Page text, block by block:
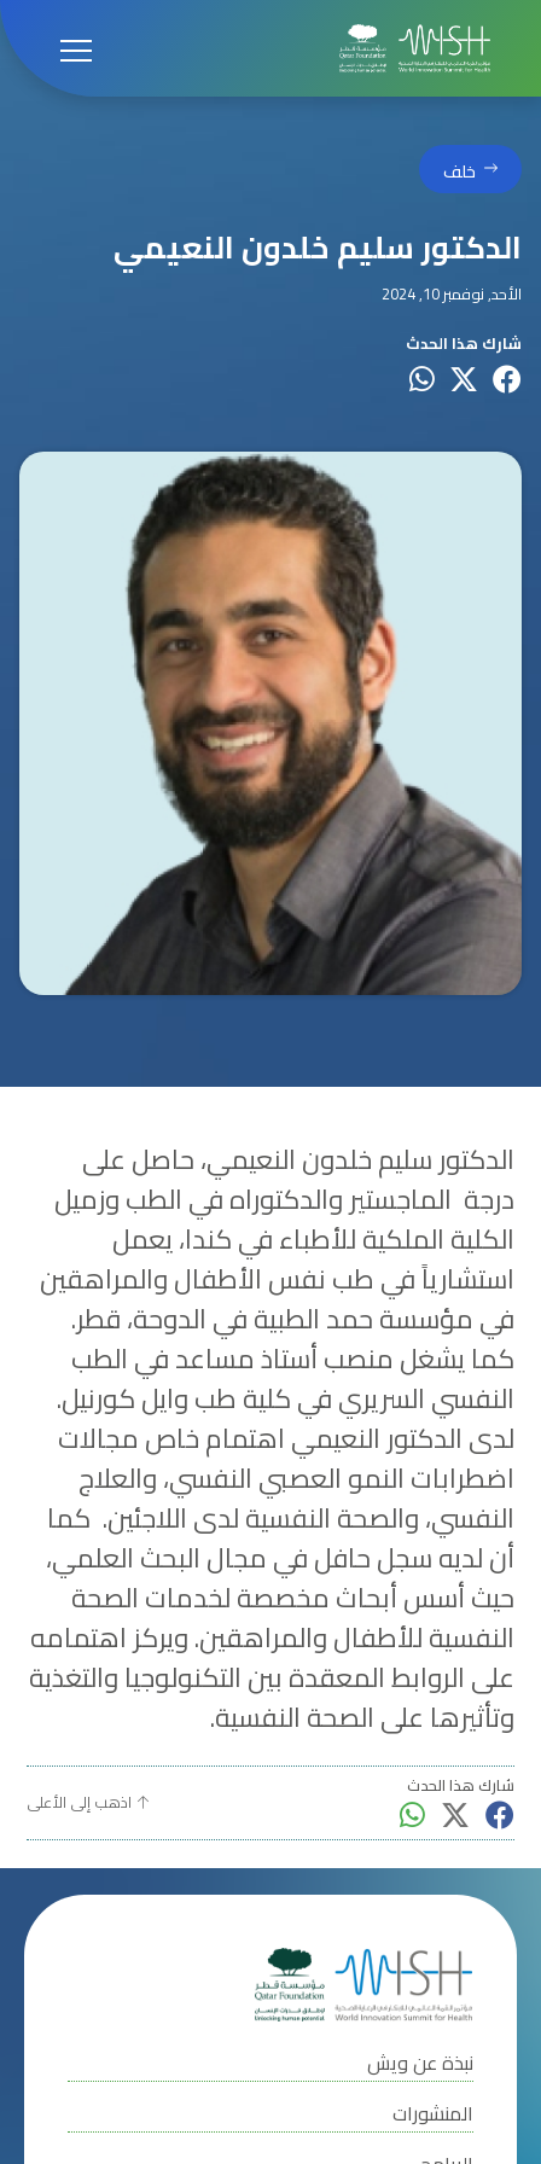
خلف
الدكتور سليم خلدون النعيمي
الأحد, نوفمبر 10, 2024
شارك هذا الحدث
الدكتور سليم خلدون النعيمي، حاصل على
درجة الماجستير والدكتوراه في الطب وزميل
الكلية الملكية للأطباء في كندا، يعمل
استشارياً في طب نفس الأطفال والمراهقين
في مؤسسة حمد الطبية في الدوحة، قطر.
كما يشغل منصب أستاذ مساعد في الطب
النفسي السريري في كلية طب وايل كورنيل.
لدى الدكتور النعيمي اهتمام خاص مجالات
اضطرابات النمو العصبي النفسي، والعلاج
النفسي، والصحة النفسية لدى اللاجئين. كما
أن لديه سجل حافل في مجال البحث العلمي،
حيث أسس أبحاث مخصصة لخدمات الصحة
النفسية للأطفال والمراهقين. ويركز اهتمامه
على الروابط المعقدة بين التكنولوجيا والتغذية
وتأثيرها على الصحة النفسية.
شارك هذا الحدث
اذهب إلى الأعلى
نبذة عن ويش
المنشورات